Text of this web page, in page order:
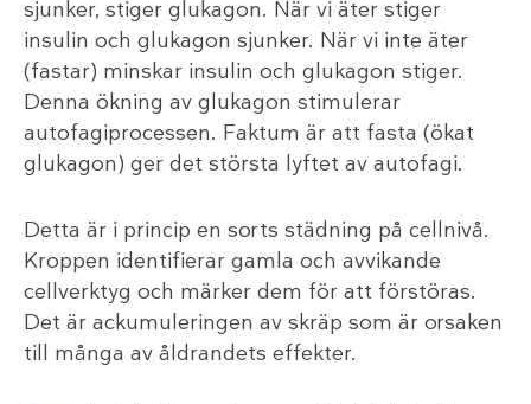
sjunker, stiger glukagon. När vi äter stiger
insulin och glukagon sjunker. När vi inte äter
(fastar) minskar insulin och glukagon stiger.
Denna ökning av glukagon stimulerar
autofagiprocessen. Faktum är att fasta (ökat
glukagon) ger det största lyftet av autofagi.
Detta är i princip en sorts städning på cellnivå.
Kroppen identifierar gamla och avvikande
cellverktyg och märker dem för att förstöras.
Det är ackumuleringen av skräp som är orsaken
till många av åldrandets effekter.